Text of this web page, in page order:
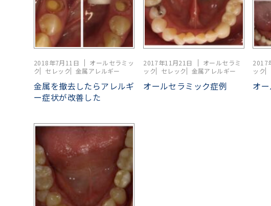
2018年7月11日
オールセラミッ
ク
セレック 金属アレルギー
金属を撤去したらアレルギ
ー症状が改善した
2017年11月21日
オールセラミ
ック
セレック 金属アレルギー
オールセラミック症例
2017
ック
オ